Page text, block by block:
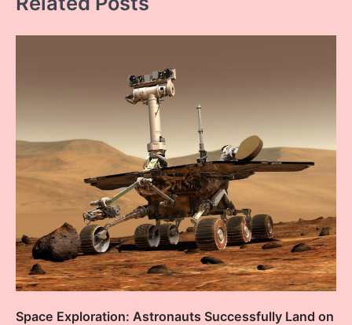
Space Exploration: Astronauts Successfully Land on